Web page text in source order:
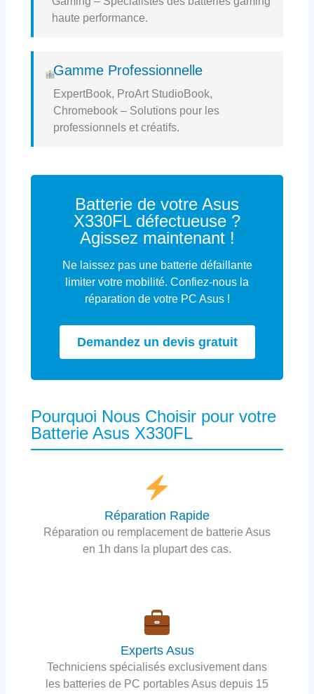
haute performance.
Gamme Professionnelle
ExpertBook, ProArt StudioBook,
Chromebook – Solutions pour les
professionnels et créatifs.
Batterie de votre Asus
X330FL défectueuse ?
Agissez maintenant !
Ne laissez pas une batterie défaillante
limiter votre mobilité. Confiez-nous la
réparation de votre PC Asus !
Demandez un devis gratuit
Pourquoi Nous Choisir pour votre
Batterie Asus X330FL
Réparation Rapide
Réparation ou remplacement de batterie Asus
en 1h dans la plupart des cas.
Experts Asus
Techniciens spécialisés exclusivement dans
les batteries de PC portables Asus depuis 15